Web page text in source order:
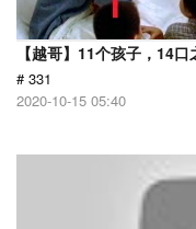
【越哥】11个孩子，14
# 331
2020-10-15 05:40